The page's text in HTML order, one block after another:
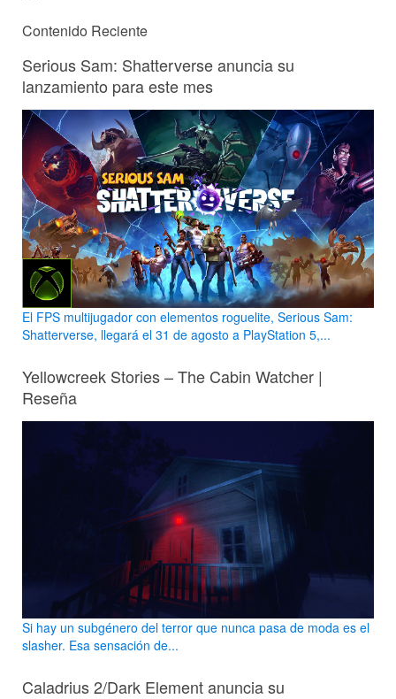
Contenido Reciente
Serious Sam: Shatterverse anuncia su
lanzamiento para este mes
El FPS multijugador con elementos roguelite, Serious Sam:
Shatterverse, llegará el 31 de agosto a PlayStation 5,...
Yellowcreek Stories – The Cabin Watcher |
Reseña
Si hay un subgénero del terror que nunca pasa de moda es el
slasher. Esa sensación de...
Caladrius 2/Dark Element anuncia su